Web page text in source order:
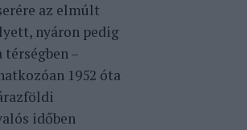
az elmúlt
nyáron pedig
–
1952 óta
időben